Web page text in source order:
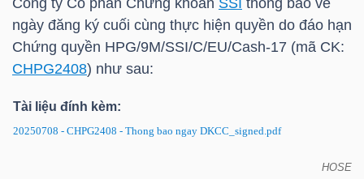
Công ty Cổ phần Chứng khoán SSI thông báo về
ngày đăng ký cuối cùng thực hiện quyền do đáo hạn
Chứng quyền HPG/9M/SSI/C/EU/Cash-17 (mã CK:
CHPG2408) như sau:
Tài liệu đính kèm:
20250708 - CHPG2408 - Thong bao ngay DKCC_signed.pdf
HOSE
BẤT